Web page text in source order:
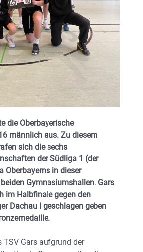
die Oberbayerische
männlich aus. Zu diesem
sich die sechs
der Südliga 1 (der
Oberbayerns in dieser
Gymnasiumshallen. Gars
im Halbfinale gegen den
Dachau I geschlagen geben
TSV Gars aufgrund der